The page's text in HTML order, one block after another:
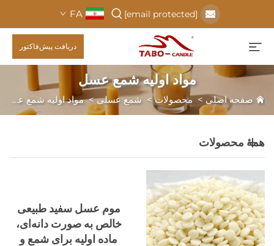
[email protected]
FA
دریافت پیش‌فاکتور
مواد اولیه شمع عسل
صفحه اصلی >محصولات> شمع عسلی>مواد اولیه شمع عسل
همهٔ محصولات
موم عسل سفید طبیعی
خالص به صورت دانه‌ای،
ماده اولیه برای شمع و